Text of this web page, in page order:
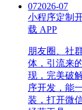
072026-07
小程序定制
载 APP
朋友圈、社
体，引流来
现，完美破
序开发，能
装，打开微